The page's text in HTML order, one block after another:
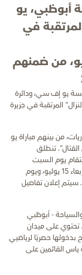
أبوظبي، يو
في
مقررة بين 11 و25 يوليو، من ضمنهم
يو إف سي، ودائرة
المرتقبة في جزيرة
من بينهم مباراة يو
القتال". تنطلق
بمباراة يو إف سي 251 والتي ستقام يوم السبت
الموافق 11 يونيو، لتتبعها مباريات "ليال القتال" بتتابع يوم الأربعاء 15 يوليو، ويوم
آخرها يوم السبت الموافق 25 يوليو. سيتم إعلان تفاصيل
والسياحة - أبوظبي
جزيرة ياس، تحتوي على ميدان
حصريًا لرياضيي
القائمين على